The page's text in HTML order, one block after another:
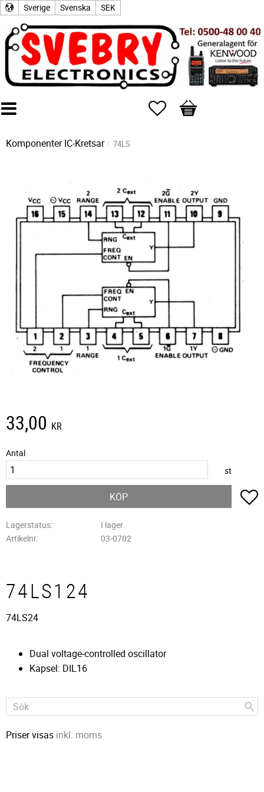
Sverige Svenska SEK
Favoriter
Kundvagn
Komponenter IC-Kretsar 74LS
33,00 KR
Antal
st
KÖP
Lagerstatus
I lager
Artikelnr
03-0702
74LS124
74LS24
Dual voltage-controlled oscillator
Kapsel: DIL16
Priser visas inkl. moms